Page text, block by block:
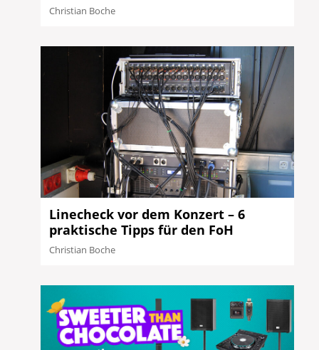
Christian Boche
Linecheck vor dem Konzert – 6
praktische Tipps für den FoH
Christian Boche